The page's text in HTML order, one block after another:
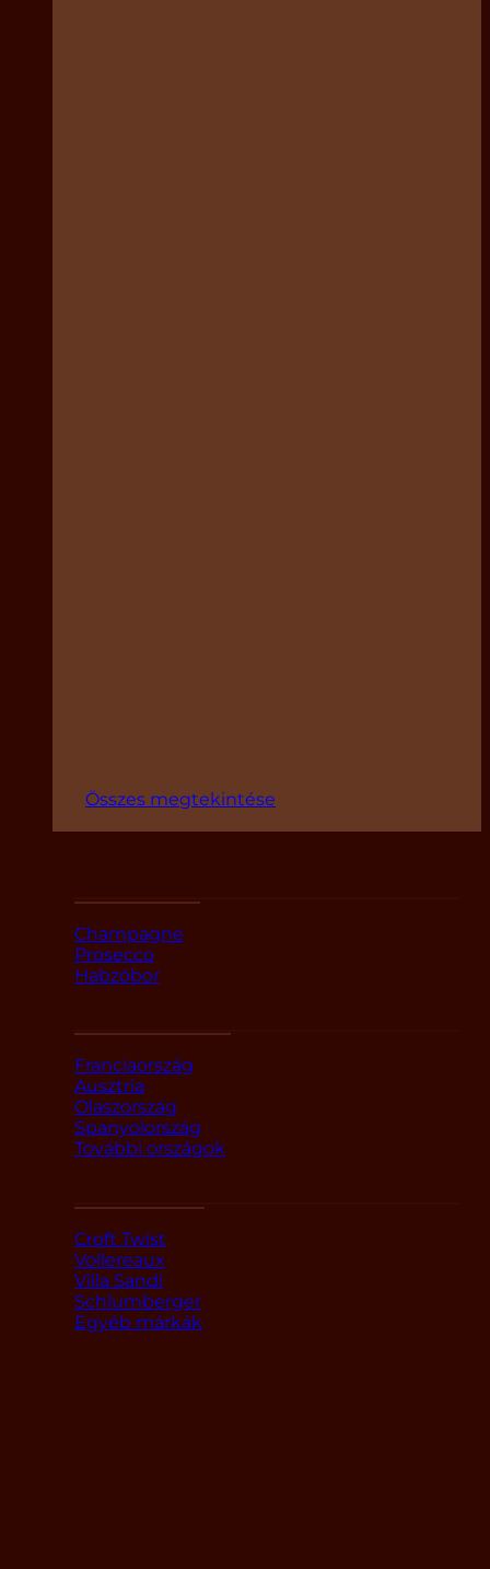
Összes megtekintése
Champagne
Prosecco
Habzóbor
Franciaország
Ausztria
Olaszország
Spanyolország
További országok
Croft Twist
Vollereaux
Villa Sandi
Schlumberger
Egyéb márkák